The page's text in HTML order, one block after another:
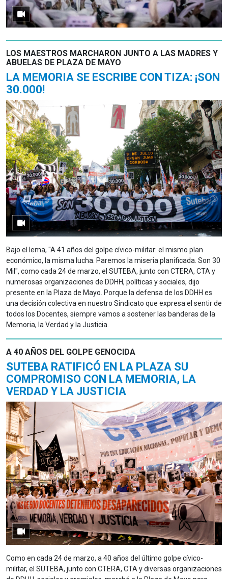
LOS MAESTROS MARCHARON JUNTO A LAS MADRES Y
ABUELAS DE PLAZA DE MAYO
LA MEMORIA SE ESCRIBE CON TIZA: ¡SON
30.000!
Bajo el lema, "A 41 años del golpe cívico-militar: el mismo plan
económico, la misma lucha. Paremos la miseria planificada. Son 30
Mil", como cada 24 de marzo, el SUTEBA, junto con CTERA, CTA y
numerosas organizaciones de DDHH, políticas y sociales, dijo
presente en la Plaza de Mayo. Porque la defensa de los DDHH es
una decisión colectiva en nuestro Sindicato que expresa el sentir de
todos los Docentes, siempre vamos a sostener las banderas de la
Memoria, la Verdad y la Justicia.
A 40 AÑOS DEL GOLPE GENOCIDA
SUTEBA RATIFICÓ EN LA PLAZA SU
COMPROMISO CON LA MEMORIA, LA
VERDAD Y LA JUSTICIA
Como en cada 24 de marzo, a 40 años del último golpe cívico-
militar, el SUTEBA, junto con CTERA, CTA y diversas organizaciones